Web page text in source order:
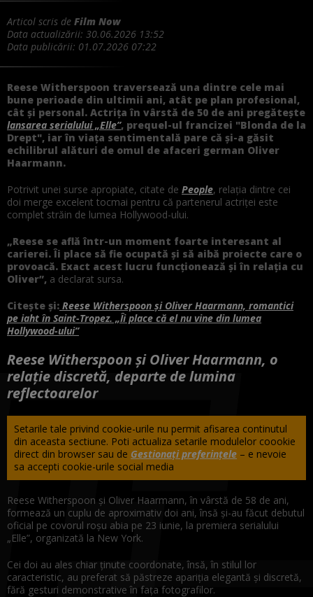
Articol scris de Film Now
Data actualizării: 30.06.2026 13:52
Data publicării: 01.07.2026 07:22
Reese Witherspoon traversează una dintre cele mai
bune perioade din ultimii ani, atât pe plan profesional,
cât și personal. Actrița în vârstă de 50 de ani pregătește
lansarea serialului „Elle”, prequel-ul francizei "Blonda de la
Drept", iar în viața sentimentală pare că și-a găsit
echilibrul alături de omul de afaceri german Oliver
Haarmann.
Potrivit unei surse apropiate, citate de People, relația dintre cei
doi merge excelent tocmai pentru că partenerul actriței este
complet străin de lumea Hollywood-ului.
„Reese se află într-un moment foarte interesant al
carierei. Îi place să fie ocupată și să aibă proiecte care o
provoacă. Exact acest lucru funcționează și în relația cu
Oliver”, a declarat sursa.
Citește și: Reese Witherspoon și Oliver Haarmann, romantici
pe iaht în Saint-Tropez. „Îi place că el nu vine din lumea
Hollywood-ului”
Reese Witherspoon și Oliver Haarmann, o
relație discretă, departe de lumina
reflectoarelor
Setarile tale privind cookie-urile nu permit afisarea continutul
din aceasta sectiune. Poti actualiza setarile modulelor coookie
direct din browser sau de Gestionați preferințele – e nevoie
sa accepti cookie-urile social media
Reese Witherspoon și Oliver Haarmann, în vârstă de 58 de ani,
formează un cuplu de aproximativ doi ani, însă și-au făcut debutul
oficial pe covorul roșu abia pe 23 iunie, la premiera serialului
„Elle”, organizată la New York.
Cei doi au ales chiar ținute coordonate, însă, în stilul lor
caracteristic, au preferat să păstreze apariția elegantă și discretă,
fără gesturi demonstrative în fața fotografilor.